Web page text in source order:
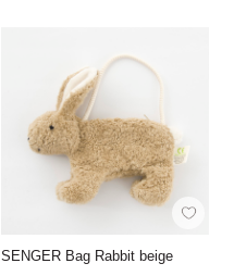
SENGER Bag Rabbit beige